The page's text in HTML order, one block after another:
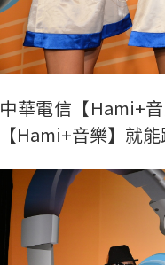
中華電信【Hami+
【Hami+音樂】就